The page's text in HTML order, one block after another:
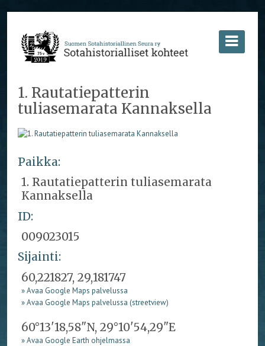
1. Rautatiepatterin
tuliasemarata Kannaksella
Paikka:
1. Rautatiepatterin tuliasemarata
Kannaksella
ID:
009023015
Sijainti:
60,221827, 29,181747
» Avaa Google Maps palvelussa
» Avaa Google Maps palvelussa (streetview)
60°13'18,58"N, 29°10'54,29"E
» Avaa Google Earth ohjelmassa